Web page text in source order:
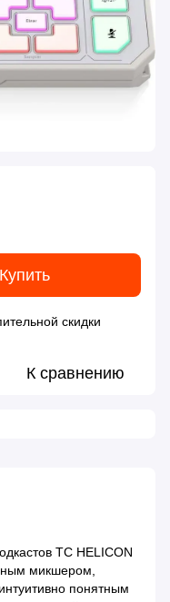
Купить
скидки
К сравнению
TC HELICON
микшером,
понятным